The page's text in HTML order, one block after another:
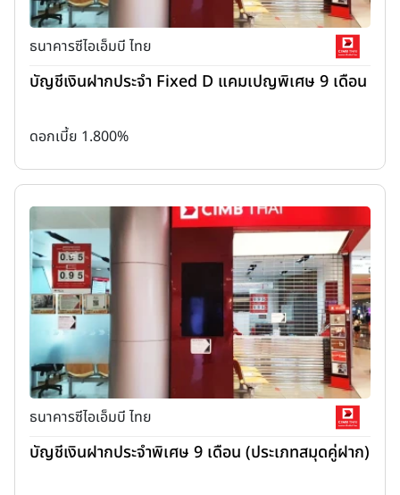
ธนาคารซีไอเอ็มบี ไทย
บัญชีเงินฝากประจำ Fixed D แคมเปญพิเศษ 9 เดือน
ดอกเบี้ย 1.800%
ธนาคารซีไอเอ็มบี ไทย
บัญชีเงินฝากประจำพิเศษ 9 เดือน (ประเภทสมุดคู่ฝาก)